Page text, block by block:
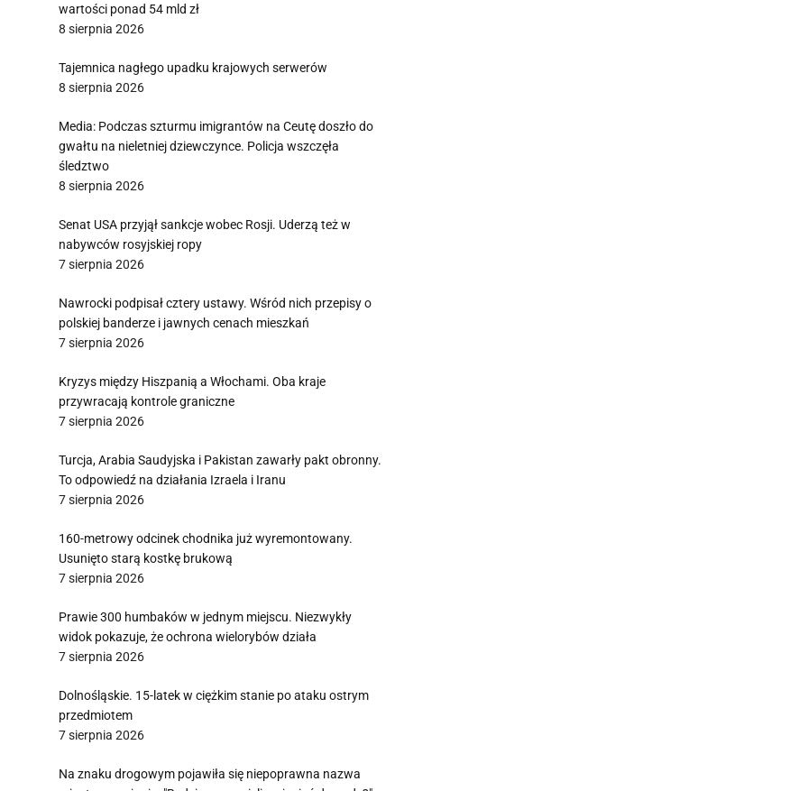
wartości ponad 54 mld zł
8 sierpnia 2026
Tajemnica nagłego upadku krajowych serwerów
8 sierpnia 2026
Media: Podczas szturmu imigrantów na Ceutę doszło do
gwałtu na nieletniej dziewczynce. Policja wszczęła
śledztwo
8 sierpnia 2026
Senat USA przyjął sankcje wobec Rosji. Uderzą też w
nabywców rosyjskiej ropy
7 sierpnia 2026
Nawrocki podpisał cztery ustawy. Wśród nich przepisy o
polskiej banderze i jawnych cenach mieszkań
7 sierpnia 2026
Kryzys między Hiszpanią a Włochami. Oba kraje
przywracają kontrole graniczne
7 sierpnia 2026
Turcja, Arabia Saudyjska i Pakistan zawarły pakt obronny.
To odpowiedź na działania Izraela i Iranu
7 sierpnia 2026
160-metrowy odcinek chodnika już wyremontowany.
Usunięto starą kostkę brukową
7 sierpnia 2026
Prawie 300 humbaków w jednym miejscu. Niezwykły
widok pokazuje, że ochrona wielorybów działa
7 sierpnia 2026
Dolnośląskie. 15-latek w ciężkim stanie po ataku ostrym
przedmiotem
7 sierpnia 2026
Na znaku drogowym pojawiła się niepoprawna nazwa